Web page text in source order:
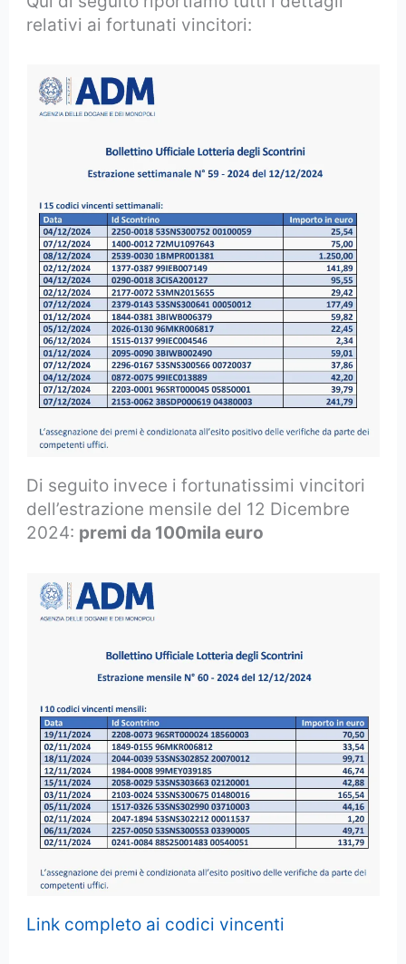
relativi ai fortunati vincitori:
Di seguito invece i fortunatissimi vincitori
dell’estrazione mensile del 12 Dicembre
2024: premi da 100mila euro
Link completo ai codici vincenti